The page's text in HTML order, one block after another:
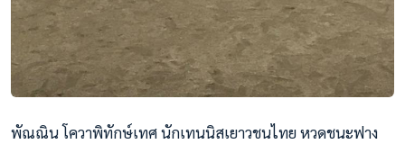
พัณณิน โควาพิทักษ์เทศ นักเทนนิสเยาวชนไทย หวดชนะฟาง